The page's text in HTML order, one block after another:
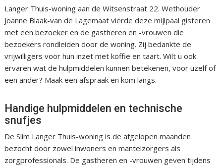
Langer Thuis-woning aan de Witsenstraat 22. Wethouder
Joanne Blaak-van de Lagemaat vierde deze mijlpaal gisteren
met een bezoeker en de gastheren en -vrouwen die
bezoekers rondleiden door de woning. Zij bedankte de
vrijwilligers voor hun inzet met koffie en taart. Wilt u ook
ervaren wat de hulpmiddelen kunnen betekenen, voor uzelf of
een ander? Maak een afspraak en kom langs.
Handige hulpmiddelen en technische
snufjes
De Slim Langer Thuis-woning is de afgelopen maanden
bezocht door zowel inwoners en mantelzorgers als
zorgprofessionals. De gastheren en -vrouwen geven tijdens